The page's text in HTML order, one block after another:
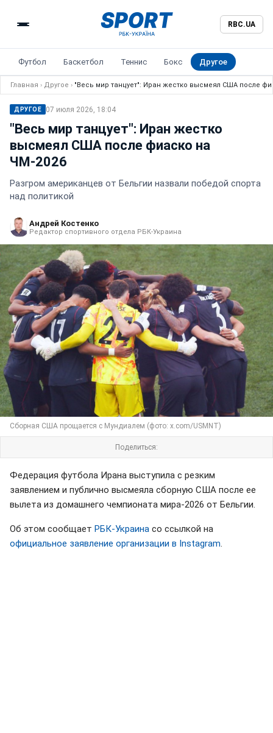
RBC.UA
Футбол Баскетбол Теннис Бокс Другое
Главная › Другое › "Весь мир танцует": Иран жестко высмеял США после
ДРУГОЕ 07 июля 2026, 18:04
"Весь мир танцует": Иран жестко
высмеял США после фиаско на
ЧМ-2026
Разгром американцев от Бельгии назвали победой спорта
над политикой
Андрей Костенко
Редактор спортивного отдела РБК-Украина
Сборная США прощается с Мундиалем (фото: x.com/USMNT)
Поделиться:
Федерация футбола Ирана выступила с резким
заявлением и публично высмеяла сборную США после ее
вылета из домашнего чемпионата мира-2026 от Бельгии.
Об этом сообщает РБК-Украина со ссылкой на
официальное заявление организации в Instagram